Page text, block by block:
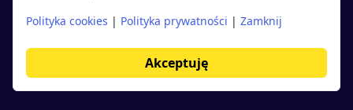
Opinie o pracodawcach
Blog
Polityka cookies | Polityka prywatności | Zamknij
Akceptuję